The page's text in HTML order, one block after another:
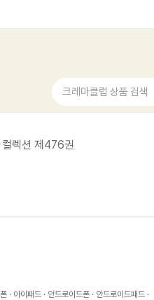
크레마클럽 상품 검색
렉션 제476권
아이패드 안드로이드폰
안드로이드패드